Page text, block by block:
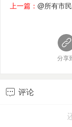
上一篇： @所有市
分享
 评论